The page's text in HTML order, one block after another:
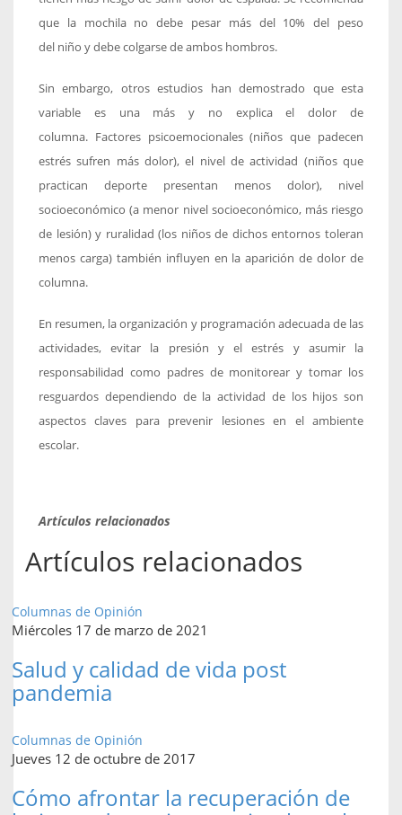
que la mochila no debe pesar más del 10% del peso
del niño y debe colgarse de ambos hombros.
Sin embargo, otros estudios han demostrado que esta
variable es una más y no explica el dolor de
columna. Factores psicoemocionales (niños que padecen
estrés sufren más dolor), el nivel de actividad (niños que
practican deporte presentan menos dolor), nivel
socioeconómico (a menor nivel socioeconómico, más riesgo
de lesión) y ruralidad (los niños de dichos entornos toleran
menos carga) también influyen en la aparición de dolor de
columna.
En resumen, la organización y programación adecuada de las
actividades, evitar la presión y el estrés y asumir la
responsabilidad como padres de monitorear y tomar los
resguardos dependiendo de la actividad de los hijos son
aspectos claves para prevenir lesiones en el ambiente
escolar.
Artículos relacionados
Artículos relacionados
Columnas de Opinión
Miércoles 17 de marzo de 2021
Salud y calidad de vida post
pandemia
Columnas de Opinión
Jueves 12 de octubre de 2017
Cómo afrontar la recuperación de